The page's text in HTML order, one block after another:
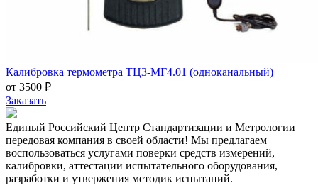
Калибровка термометра ТЦ3-МГ4.01 (одноканальный)
от 3500 ₽
Заказать
Единый Российский Центр Стандартизации и Метрологии
передовая компания в своей области! Мы предлагаем
воспользоваться услугами поверки средств измерений,
калибровки, аттестации испытательного оборудования,
разработки и утвержения методик испытаний.